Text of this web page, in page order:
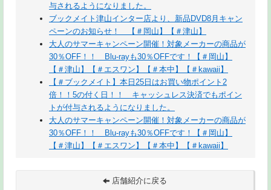
与されるようになりました。
ブックメイト津山インター店より、新品DVD8月キャン
ペーンのお知らせ！ 【＃岡山】【＃津山】
大人のサマーキャンペーン開催！対象メーカーの商品が
30％OFF！！ Blu-rayも30％OFFです！【＃岡山】
【＃津山】【＃エスワン】【＃本中】【＃kawaii】
【＃ブックメイト】本日25日はお買い物ポイント2
倍！！5の付く日！！ キャッシュレス決済でもポイン
トが付与されるようになりました。
大人のサマーキャンペーン開催！対象メーカーの商品が
30％OFF！！ Blu-rayも30％OFFです！【＃岡山】
【＃津山】【＃エスワン】【＃本中】【＃kawaii】
店舗紹介に戻る